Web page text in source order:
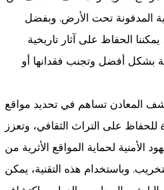
المدفونة تحت الأرض. وبفضل
يمكننا الحفاظ على آثار تاريخية
بشكل أفضل وتجنب فقدانها أو
المعادن تساهم في تحديد مواقع
للحفاظ على التراث الثقافي، وتعزز
الأمنية لحماية المواقع الأثرية من
وباستخدام هذه التقنية، يمكن